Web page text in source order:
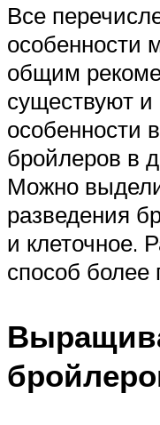
Все
особенности
общим
существуют
особенности
бройлеров в
Можно
разведения
и клеточное.
способ более